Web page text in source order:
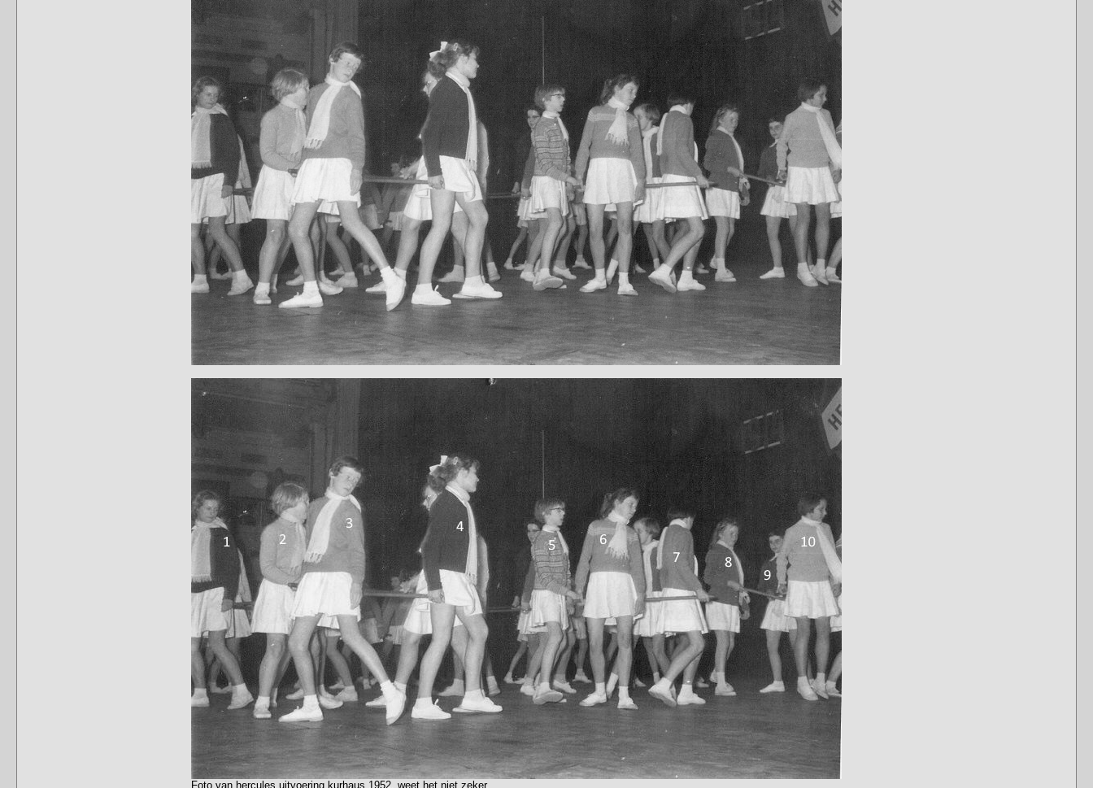
Foto van hercules uitvoering kurhaus 1952, weet het niet zeker.